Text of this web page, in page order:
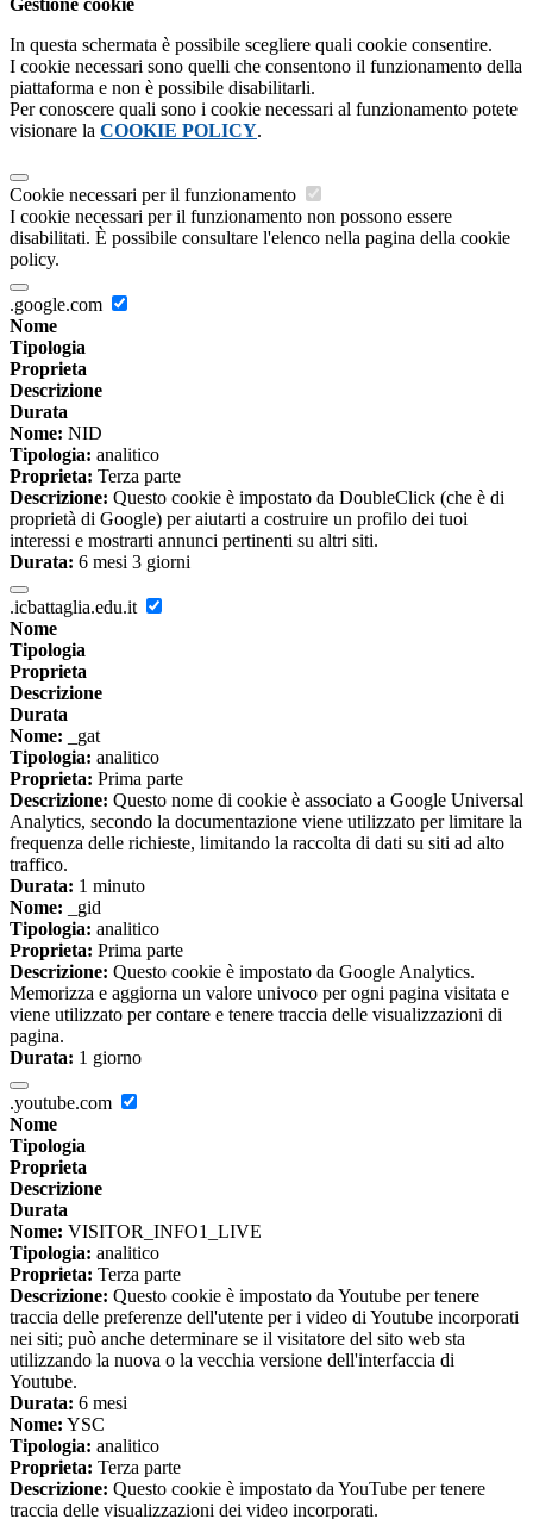
In questa schermata è possibile scegliere quali cookie consentire.
I cookie necessari sono quelli che consentono il funzionamento della
piattaforma e non è possibile disabilitarli.
Per conoscere quali sono i cookie necessari al funzionamento potete
visionare la COOKIE POLICY.
Cookie necessari per il funzionamento
I cookie necessari per il funzionamento non possono essere
disabilitati. È possibile consultare l'elenco nella pagina della cookie
policy.
.google.com
Nome
Tipologia
Proprieta
Descrizione
Durata
Nome: NID
Tipologia: analitico
Proprieta: Terza parte
Descrizione: Questo cookie è impostato da DoubleClick (che è di
proprietà di Google) per aiutarti a costruire un profilo dei tuoi
interessi e mostrarti annunci pertinenti su altri siti.
Durata: 6 mesi 3 giorni
.icbattaglia.edu.it
Nome
Tipologia
Proprieta
Descrizione
Durata
Nome: _gat
Tipologia: analitico
Proprieta: Prima parte
Descrizione: Questo nome di cookie è associato a Google Universal
Analytics, secondo la documentazione viene utilizzato per limitare la
frequenza delle richieste, limitando la raccolta di dati su siti ad alto
traffico.
Durata: 1 minuto
Nome: _gid
Tipologia: analitico
Proprieta: Prima parte
Descrizione: Questo cookie è impostato da Google Analytics.
Memorizza e aggiorna un valore univoco per ogni pagina visitata e
viene utilizzato per contare e tenere traccia delle visualizzazioni di
pagina.
Durata: 1 giorno
.youtube.com
Nome
Tipologia
Proprieta
Descrizione
Durata
Nome: VISITOR_INFO1_LIVE
Tipologia: analitico
Proprieta: Terza parte
Descrizione: Questo cookie è impostato da Youtube per tenere
traccia delle preferenze dell'utente per i video di Youtube incorporati
nei siti; può anche determinare se il visitatore del sito web sta
utilizzando la nuova o la vecchia versione dell'interfaccia di
Youtube.
Durata: 6 mesi
Nome: YSC
Tipologia: analitico
Proprieta: Terza parte
Descrizione: Questo cookie è impostato da YouTube per tenere
traccia delle visualizzazioni dei video incorporati.